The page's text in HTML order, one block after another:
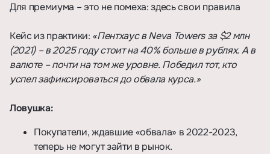
Для премиума – это не помеха: здесь свои правила
Кейс из практики: «Пентхаус в Neva Towers за $2 млн
(2021) – в 2025 году стоит на 40% больше в рублях. А в
валюте – почти на том же уровне. Победил тот, кто
успел зафиксироваться до обвала курса.»
Ловушка:
Покупатели, ждавшие «обвала» в 2022-2023,
теперь не могут зайти в рынок.